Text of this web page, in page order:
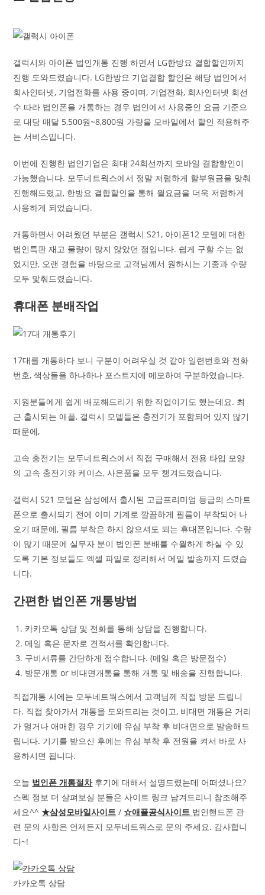
갤럭시와 아이폰 법인개통 진행 하면서 LG한방요 결합할인까지
진행 도와드렸습니다. LG한방요 기업결합 할인은 해당 법인에서
회사인터넷, 기업전화를 사용 중이며, 기업전화, 회사인터넷 회선
수 따라 법인폰을 개통하는 경우 법인에서 사용중인 요금 기준으
로 대당 매달 5,500원~8,800원 가량을 모바일에서 할인 적용해주
는 서비스입니다.
이번에 진행한 법인기업은 최대 24회선까지 모바일 결합할인이
가능했습니다. 모두네트웍스에서 정말 저렴하게 할부원금을 맞춰
진행해드렸고, 한방요 결합할인을 통해 월요금을 더욱 저렴하게
사용하게 되었습니다.
개통하면서 어려웠던 부분은 갤럭시 S21, 아이폰12 모델에 대한
법인특판 재고 물량이 많지 않았던 점입니다. 쉽게 구할 수는 없
었지만, 오랜 경험을 바탕으로 고객님께서 원하시는 기종과 수량
모두 맟춰드렸습니다.
휴대폰 분배작업
17대를 개통하다 보니 구분이 어려우실 것 같아 일련번호와 전화
번호, 색상들을 하나하나 포스트지에 메모하여 구분하였습니다.
지원분들에게 쉽게 배포해드리기 위한 작업이기도 했는데요. 최
근 출시되는 애플, 갤럭시 모델들은 충전기가 포함되어 있지 않기
때문에,
고속 충전기는 모두네트웍스에서 직접 구매해서 전용 타입 모양
의 고속 충전기와 케이스, 사은품을 모두 챙겨드렸습니다.
갤럭시 S21 모델은 삼성에서 출시된 고급프리미엄 등급의 스마트
폰으로 출시되기 전에 이미 기계로 깔끔하게 필름이 부착되어 나
오기 때문에, 필름 부착은 하지 않으셔도 되는 휴대폰입니다. 수량
이 많기 때문에 실무자 분이 법인폰 분배를 수월하게 하실 수 있
도록 기본 정보들도 엑셀 파일로 정리해서 메일 발송까지 드렸습
니다.
간편한 법인폰 개통방법
카카오톡 상담 및 전화를 통해 상담을 진행합니다.
메일 혹은 문자로 견적서를 확인합니다.
구비서류를 간단하게 접수합니다. (메일 혹은 방문접수)
방문개통 or 비대면개통을 통해 개통 및 배송을 진행합니다.
직접개통 시에는 모두네트웍스에서 고객님께 직접 방문 드립니
다. 직접 찾아가서 개통을 도와드리는 것이고, 비대면 개통은 거리
가 멀거나 애매한 경우 기기에 유심 부착 후 비대면으로 발송해드
립니다. 기기를 받으신 후에는 유심 부착 후 전원을 켜서 바로 사
용하시면 됩니다.
오늘 법인폰 개통절차후기에 대해서 설명드렸는데 어떠셨나요?
스펙 정보 더 살펴보실 분들은 사이트 링크 남겨드리니 참조해주
세요^^★삼성모바일사이트 /☆애플공식사이트 법인핸드폰 관
련 문의 사항은 언제든지 모두네트웍스로 문의 주세요. 감사합니
다~!
카카오톡 상담